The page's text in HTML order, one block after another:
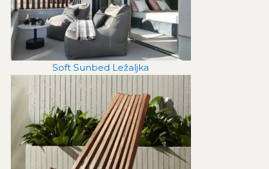
Soft Sunbed Ležaljka